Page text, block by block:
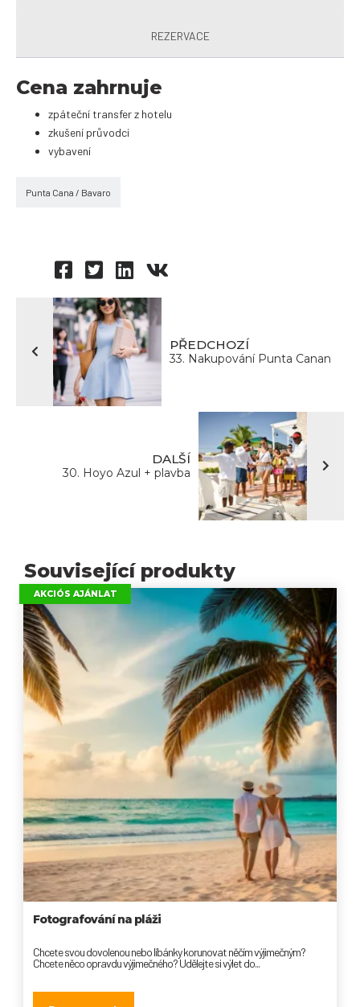
REZERVACE
Cena zahrnuje
zpáteční transfer z hotelu
zkušení průvodci
vybavení
Punta Cana / Bavaro
PŘEDCHOZÍ
33. Nakupování Punta Canan
DALŠÍ
30. Hoyo Azul + plavba
Související produkty
Fotografování na pláži
Chcete svou dovolenou nebo líbánky korunovat něčím výjimečným?
Chcete něco opravdu výjimečného? Udělejte si výlet do...
AKCIÓS AJÁNLAT